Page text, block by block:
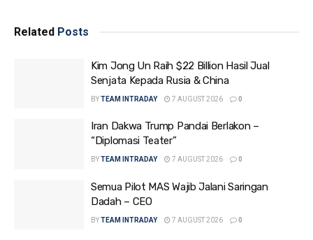
Related Posts
Kim Jong Un Raih $22 Billion Hasil Jual
Senjata Kepada Rusia & China
BYTEAM INTRADAY 7 AUGUST 2026 0
Iran Dakwa Trump Pandai Berlakon –
“Diplomasi Teater”
BYTEAM INTRADAY 7 AUGUST 2026 0
Semua Pilot MAS Wajib Jalani Saringan
Dadah – CEO
BYTEAM INTRADAY 7 AUGUST 2026 0